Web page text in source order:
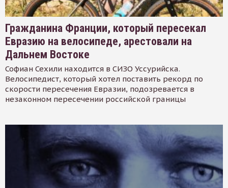
Гражданина Франции, который пересекал
Евразию на велосипеде, арестовали на
Дальнем Востоке
Софиан Сехили находится в СИЗО Уссурийска.
Велосипедист, который хотел поставить рекорд по
скорости пересечения Евразии, подозревается в
незаконном пересечении российской границы